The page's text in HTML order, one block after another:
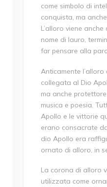
come simbolo di
conquista, ma
L’alloro viene
nome di lauro,
far pensare alla
Anticamente
collegata al Dio
ma anche
musica e poesia.
Apollo e le vittorie
erano consacrate
dio Apollo era
ornato di alloro, in
La corona di alloro
utilizzata come